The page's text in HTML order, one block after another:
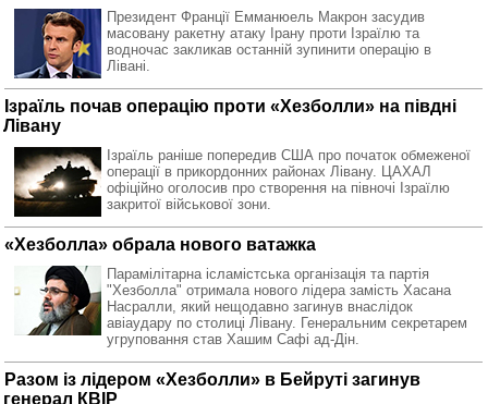
Президент Франції Емманюель Макрон засудив
масовану ракетну атаку Ірану проти Ізраїлю та
водночас закликав останній зупинити операцію в
Лівані.
Ізраїль почав операцію проти «Хезболли» на півдні
Лівану
Ізраїль раніше попередив США про початок обмеженої
операції в прикордонних районах Лівану. ЦАХАЛ
офіційно оголосив про створення на півночі Ізраїлю
закритої військової зони.
«Хезболла» обрала нового ватажка
Парамілітарна ісламістська організація та партія
"Хезболла" отримала нового лідера замість Хасана
Насралли, який нещодавно загинув внаслідок
авіаудару по столиці Лівану. Генеральним секретарем
угруповання став Хашим Сафі ад-Дін.
Разом із лідером «Хезболли» в Бейруті загинув
генерал КВІР